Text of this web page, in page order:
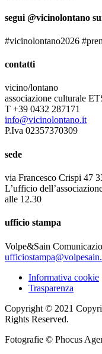
segui @vicinolontano
#vicinolontano2026
contatti
vicino/lontano
associazione culturale
T +39 0432 287171
info@vicinolontano.it
P.Iva 02357370309
sede
via Francesco Crispi 47
L’ufficio
alle 12.30
ufficio stampa
Volpe&Sain
Informativa cookie
Trasparenza
Copyright © 2021
Rights Reserved.
Fotografie © Phocus